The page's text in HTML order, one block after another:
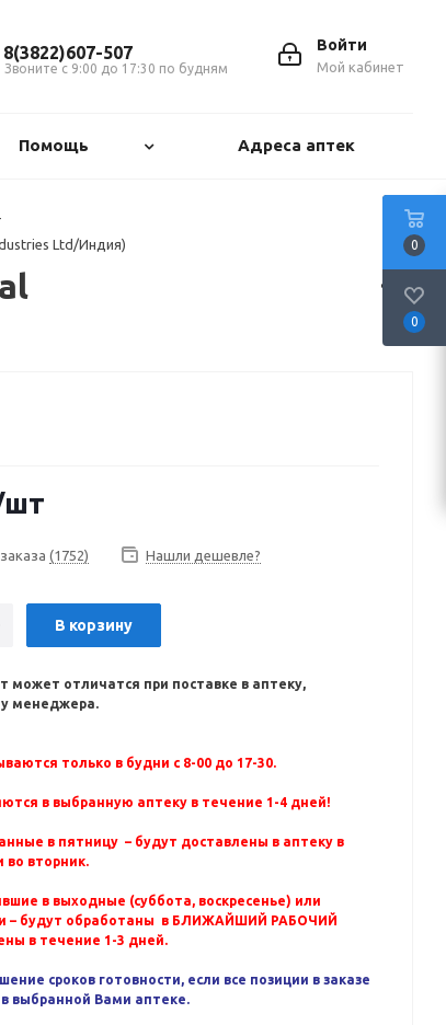
Войти
Мой кабинет
8(3822)607-507
Звоните с 9:00 до 17:30 по будням
Помощь Адреса аптек
Ltd/Индия)
(1752) Нашли дешевле?
В корзину
может отличатся при поставке в аптеку,
менеджера.
только в будни с 8-00 до 17-30.
в выбранную аптеку в течение 1-4 дней!
в пятницу – будут доставлены в аптеку в
во вторник.
в выходные (суббота, воскресенье) или
– будут обработаны в БЛИЖАЙШИЙ РАБОЧИЙ
в течение 1-3 дней.
сроков готовности, если все позиции в заказе
выбранной Вами аптеке.
0
0